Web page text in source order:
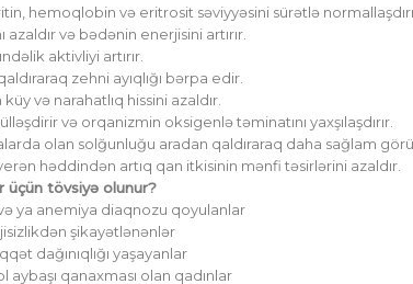
hemoqlobin və eritrosit səviyyəsini sürətlə
azaldır və bədənin enerjisini artırır.
aktivliyi artırır.
zehni ayıqlığı bərpa edir.
və narahatlıq hissini azaldır.
və orqanizmin oksigenlə təminatını yaxşılaşdırır.
olan solğunluğu aradan qaldıraraq daha sağlam
həddindən artıq qan itkisinin mənfi təsirlərini azaldır.
üçün tövsiyə olunur?
və ya anemiya diaqnozu qoyulanlar
şikayətlənənlər
dağınıqlığı yaşayanlar
qanaxması olan qadınlar